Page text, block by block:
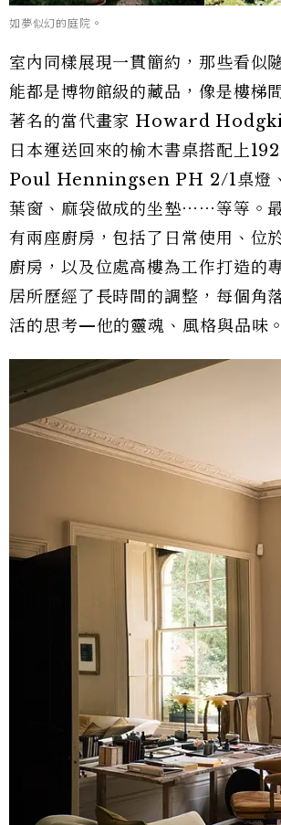
如夢似幻的庭院。
室內同樣展現一貫簡約，那些看似
能都是博物館級的藏品，像是樓梯
著名的當代畫家 Howard
日本運送回來的榆木書桌搭配上
Poul Henningsen PH 2/1桌燈
葉窗、麻袋做成的坐墊⋯⋯等等。
有兩座廚房，包括了日常使用、位
廚房，以及位處高樓為工作打造的
居所歷經了長時間的調整，每個角
活的思考—他的靈魂、風格與品味。